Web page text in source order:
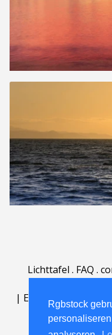
Rgbstock
Lichttafel . FAQ .
| English | Deutsch